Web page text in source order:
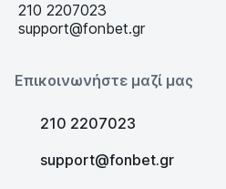
210 2207023
support@fonbet.gr
Επικοινωνήστε μαζί μας
210 2207023
support@fonbet.gr